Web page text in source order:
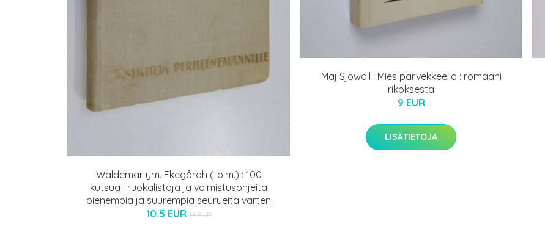
Waldemar ym. Ekegårdh (toim.) : 100
kutsua : ruokalistoja ja valmistusohjeita
pienempiä ja suurempia seurueita varten
10.5 EUR 14 EUR
Maj Sjöwall : Mies parvekkeella : romaani
rikoksesta
9 EUR
LISÄTIETOJA